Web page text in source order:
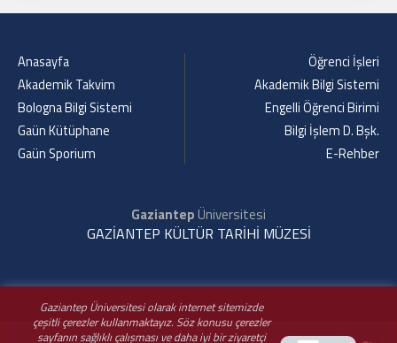
Gaziantep Üniversitesi olarak internet sitemizde
çeşitli çerezler kullanmaktayız. Söz konusu çerezler
sayfanın sağlıklı çalışması ve daha iyi bir ziyaretçi
Anasayfa
Akademik Takvim
Bologna Bilgi Sistemi
Gaün Kütüphane
Gaün Sporium
Öğrenci İşleri
Akademik Bilgi Sistemi
Engelli Öğrenci Birimi
Bilgi İşlem D. Bşk.
E-Rehber
GaziantepÜniversitesi
GAZİANTEP KÜLTÜR TARİHİ MÜZESİ